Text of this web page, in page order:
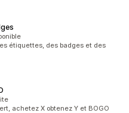
étiquettes, des badges et des
achetez X obtenez Y et BOGO